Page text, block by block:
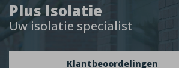
Plus Isolatie
Uw isolatie specialist
Klantbeoordelingen